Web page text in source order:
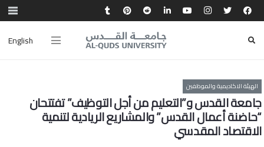
English
الهيئة الاكاديمية والموظفين
جامعة القدس و”التعليم من أجل التوظيف” تفتتحان
“حاضنة أعمال القدس” والمشاريع الريادية لتنمية
الاقتصاد المقدسي